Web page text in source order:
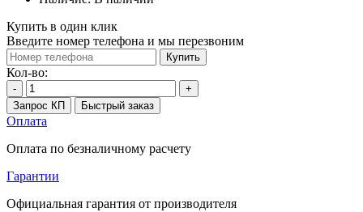
Купить в один клик
Введите номер телефона и мы перезвоним
Купить
Кол-во:
-
+
Запрос КП
Быстрый заказ
Оплата
Оплата по безналичному расчету
Гарантии
Официальная гарантия от производителя